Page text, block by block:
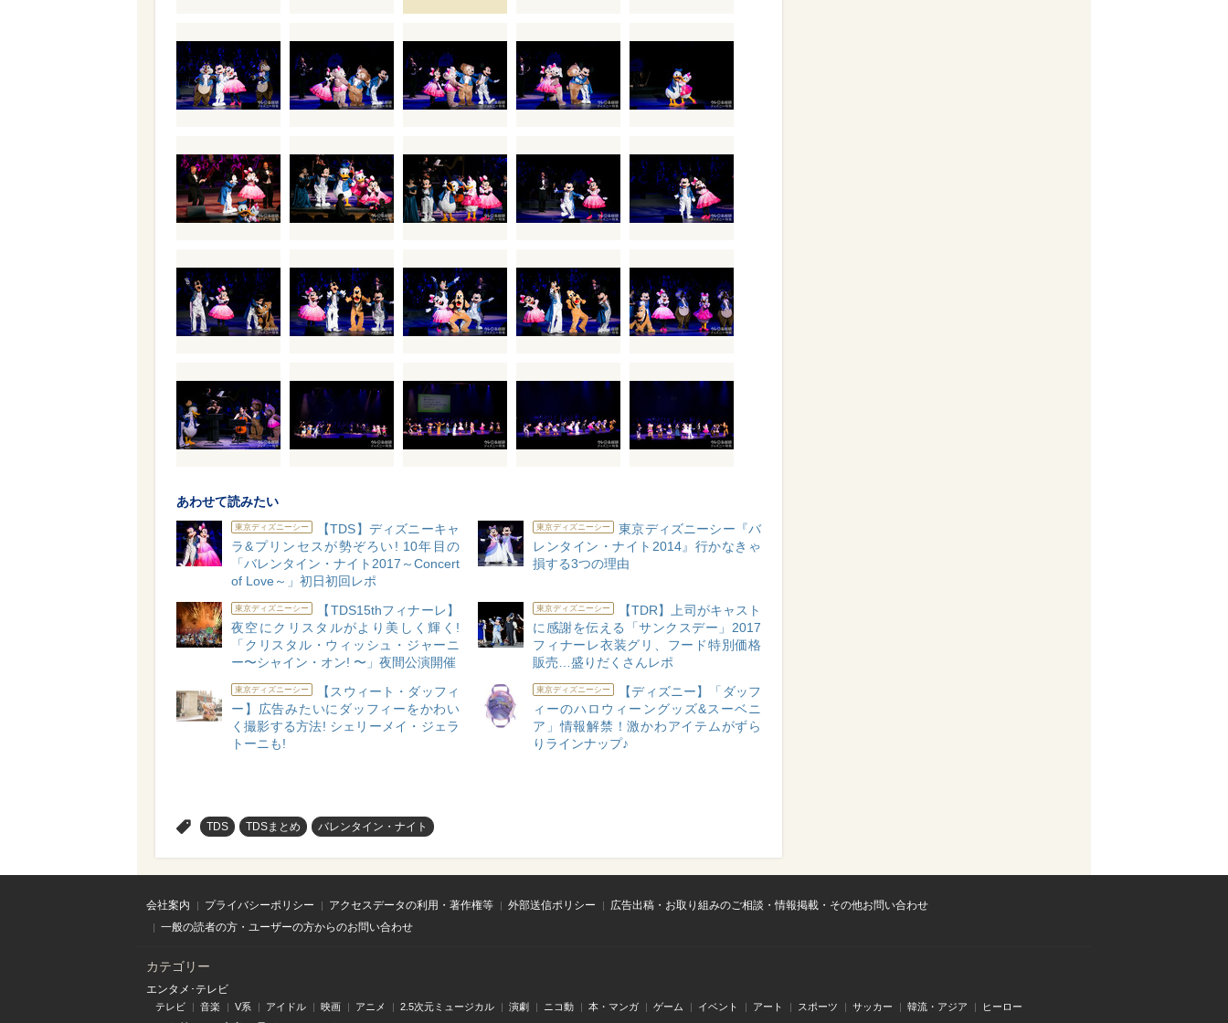
あわせて読みたい
東京ディズニーシー
【TDS】ディズニーキャ
ラ&プリンセスが勢ぞろい! 10年目の
「バレンタイン・ナイト2017～Concert
of Love～」初日初回レポ
東京ディズニーシー
東京ディズニーシー『バ
レンタイン・ナイト2014』行かなきゃ
損する3つの理由
東京ディズニーシー
【TDS15thフィナーレ】
夜空にクリスタルがより美しく輝く!
「クリスタル・ウィッシュ・ジャーニ
ー〜シャイン・オン! 〜」夜間公演開催
東京ディズニーシー
【TDR】上司がキャスト
に感謝を伝える「サンクスデー」2017
フィナーレ衣装グリ、フード特別価格
販売…盛りだくさんレポ
東京ディズニーシー
【スウィート・ダッフィ
ー】広告みたいにダッフィーをかわい
く撮影する方法! シェリーメイ・ジェラ
トーニも!
東京ディズニーシー
【ディズニー】「ダッフ
ィーのハロウィーングッズ&スーベニ
ア」情報解禁！激かわアイテムがずら
りラインナップ♪
TDS TDSまとめ バレンタイン・ナイト
会社案内 プライバシーポリシー アクセスデータの利用・著作権等 外部送信ポリシー
広告出稿・お取り組みのご相談・情報掲載・その他お問い合わせ
一般の読者の方・ユーザーの方からのお問い合わせ
カテゴリー
エンタメ･テレビ
テレビ 音楽 V系 アイドル 映画 アニメ 2.5次元ミュージカル 演劇 ニコ動 本・マンガ ゲーム イベント アート スポーツ サッカー 韓流・アジア ヒーロー